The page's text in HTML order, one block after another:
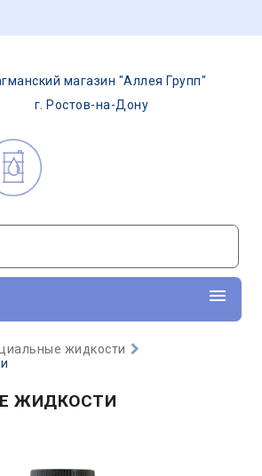
магазин "Аллея Групп"
г. Ростов-на-Дону
жидкости
ЖИДКОСТИ